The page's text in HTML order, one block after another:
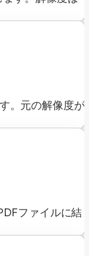
。元の解像度が
ファイルに結